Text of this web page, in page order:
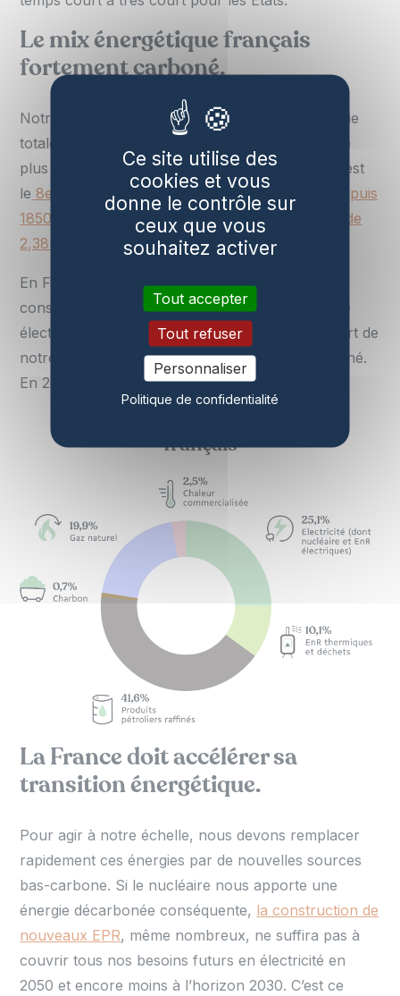
Le mix énergétique français
fortement carboné.
Notre pays n’occupe que 0,107 % de la superficie
totale de notre planète, mais émet chaque année
plus de 1% des émissions mondiales. La France est
le 8e pays au monde le plus émetteur de CO2 depuis
1850 . Depuis 1750 nous avons émis
l’équivalent de
2,38 %
de toutes les émissions globales.
En France, plus de 60% de l’énergie que nous
consommons est encore d’origine fossiles. Notre
électricité bas-carbone ne représente qu’un quart de
notre mix énergétique qui reste fortement carboné.
En 2022, la France a émis403,8 Mt CO2e
français
La France doit accélérer sa
transition énergétique.
Pour agir à notre échelle, nous devons remplacer
rapidement ces énergies par de nouvelles sources
bas-carbone. Si le nucléaire nous apporte une
énergie décarbonée conséquente, la construction de
nouveaux EPR, même nombreux, ne suffira pas à
couvrir tous nos besoins futurs en électricité en
2050 et encore moins à l’horizon 2030. C’est ce
Ce site utilise des
cookies et vous
donne le contrôle sur
ceux que vous
souhaitez activer
Tout accepter
Tout refuser
Personnaliser
Politique de confidentialité